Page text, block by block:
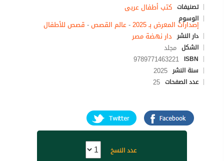
تصنيفات كتب أطفال عربى
الوسوم
إصدارات المعرض بـ 2025 -عالم القصص- قصص للأطفال
دار النشر دار نهضة مصر
الشكل مجلد
ISBN
9789771463221
سنة النشر 2025
عدد الصفحات 25
عدد النسخ